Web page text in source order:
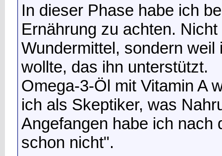
In dieser Phase habe ich
Ernährung zu achten.
Wundermittel, sondern
wollte, das ihn unterstützt.
Omega-3-Öl mit Vitamin A
ich als Skeptiker, was
Angefangen habe ich nach
schon nicht".